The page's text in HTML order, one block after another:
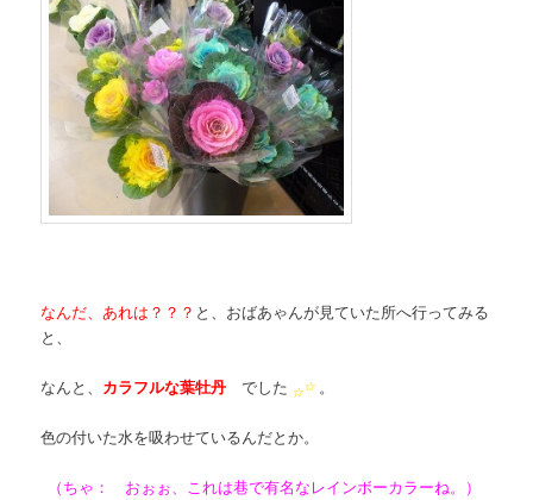
なんだ、あれは？？？ と、おばあゃんが見ていた所へ行ってみる
と、
なんと、 カラフルな葉牡丹でした ☆☆ 。
色の付いた水を吸わせているんだとか。
（ちゃ： おぉぉ、これは巷で有名なレインボーカラーね。）